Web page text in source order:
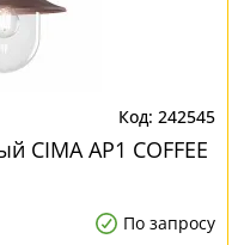
242545
CIMA AP1 COFFEE
По запросу